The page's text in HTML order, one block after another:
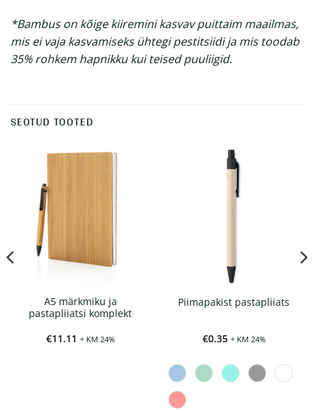
*Bambus on kõige kiiremini kasvav puittaim maailmas,
mis ei vaja kasvamiseks ühtegi pestitsiidi ja mis toodab
35% rohkem hapnikku kui teised puuliigid.
SEOTUD TOOTED
A5 märkmiku ja
pastapliiatsi komplekt
€11.11 + KM 24%
Piimapakist pastapliiats
€0.35 + KM 24%